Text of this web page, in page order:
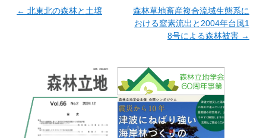
← 北東北の森林と土壌
森林草地畜産複合流域生態系に
おける窒素流出と2004年台風1
8号による森林被害 →